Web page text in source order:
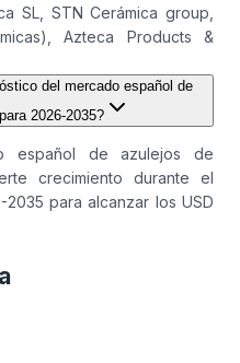
SL, STN Cerámica group,
Azteca Products &
del mercado español de
2026-2035?
español de azulejos de
crecimiento durante el
para alcanzar los USD